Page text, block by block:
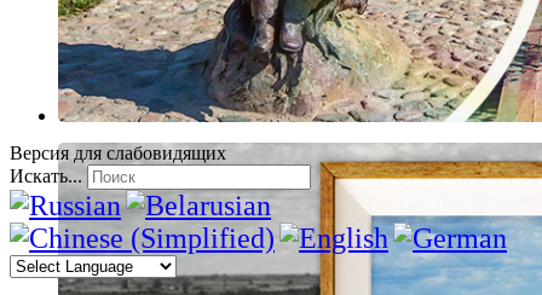
Версия для слабовидящих
Искать...